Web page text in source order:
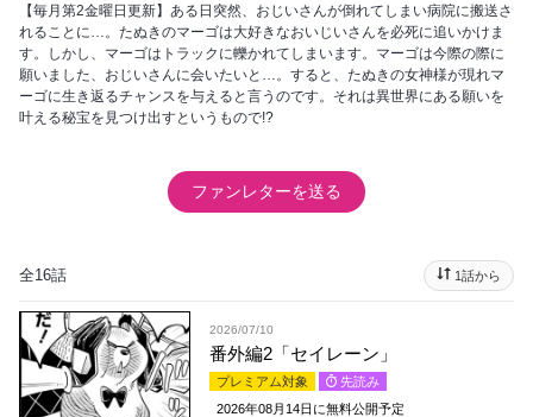
【毎月第2金曜日更新】ある日突然、おじいさんが倒れてしまい病院に搬送さ
れることに…。たぬきのマーゴは大好きなおいじいさんを必死に追いかけま
す。しかし、マーゴはトラックに轢かれてしまいます。マーゴは今際の際に
願いました、おじいさんに会いたいと…。すると、たぬきの女神様が現れマ
ーゴに生き返るチャンスを与えると言うのです。それは異世界にある願いを
叶える秘宝を見つけ出すというもので!?
ファンレターを送る
全16話 1話から
2026/07/10
番外編2「セイレーン」
プレミアム対象
先読み
2026年08月14日 に無料公開予定